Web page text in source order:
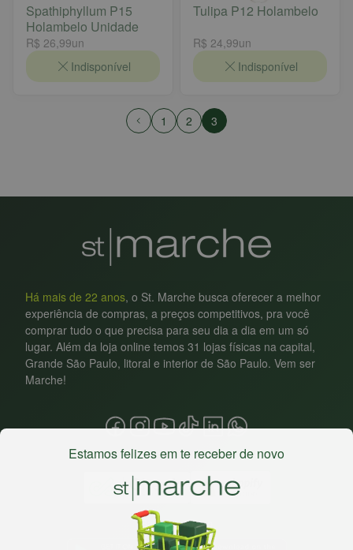
Spathiphyllum P15
Holambelo Unidade
R$ 26,99un
Indisponível
Tulipa P12 Holambelo
R$ 24,99un
Indisponível
1 2 3
Há mais de 22 anos, o St. Marche busca oferecer a melhor
experiência de compras, a preços competitivos, pra você
comprar tudo o que precisa para seu dia a dia em um só
lugar. Além da loja online temos 31 lojas físicas na capital,
Grande São Paulo, litoral e interior de São Paulo. Vem ser
Marche!
Baixe nosso app
Estamos felizes em te receber de novo